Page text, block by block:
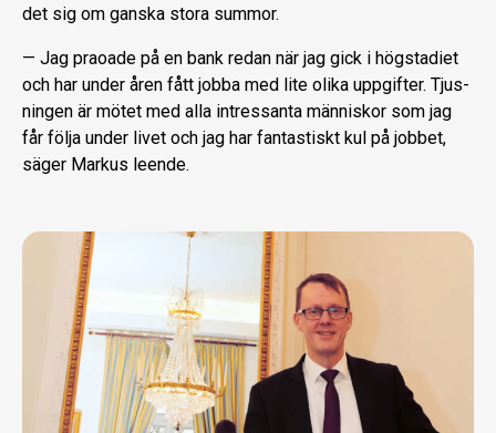
det sig om ganska stora summor.
— Jag praoade på en bank redan när jag gick i högstadiet
och har under åren fått jobba med lite olika uppgifter. Tjus­
ningen är mötet med alla intressanta människor som jag
får följa under livet och jag har fantastiskt kul på jobbet,
sä­ger Markus leende.